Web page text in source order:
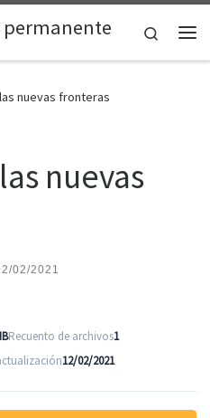
Search
nuevas fronteras
nuevas
02/2021
Recuento de archivos1
12/02/2021